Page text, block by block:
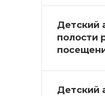
Детский
полости
Детский